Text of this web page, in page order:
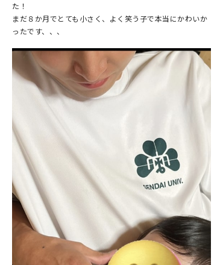
た！
まだ８か月でとても小さく、よく笑う子で本当にかわいか
ったです、、、